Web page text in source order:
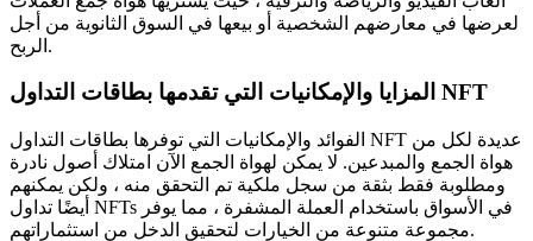
لعرضها في معارضهم الشخصية أو بيعها في السوق الثانوية من أجل
الربح.
المزايا والإمكانيات التي تقدمها بطاقات التداول NFT
الفوائد والإمكانيات التي توفرها بطاقات التداول NFT عديدة لكل من
هواة الجمع والمبدعين. لا يمكن لهواة الجمع الآن امتلاك أصول نادرة
ومطلوبة فقط بثقة من سجل ملكية تم التحقق منه ، ولكن يمكنهم
أيضًا تداول NFTs في الأسواق باستخدام العملة المشفرة ، مما يوفر
مجموعة متنوعة من الخيارات لتحقيق الدخل من استثماراتهم.